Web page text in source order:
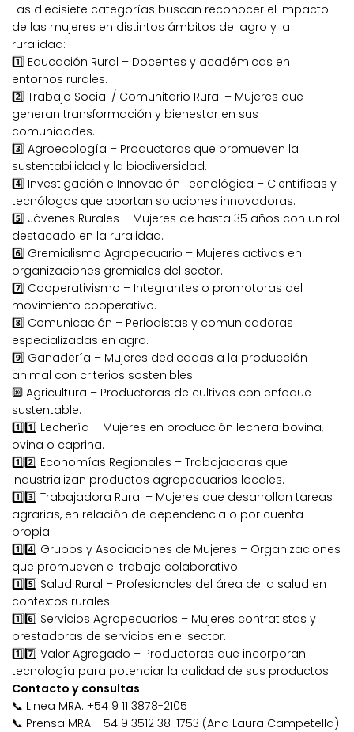
Las diecisiete categorías buscan reconocer el impacto
de las mujeres en distintos ámbitos del agro y la
ruralidad:
1️⃣ Educación Rural – Docentes y académicas en
entornos rurales.
2️⃣ Trabajo Social / Comunitario Rural – Mujeres que
generan transformación y bienestar en sus
comunidades.
3️⃣ Agroecología – Productoras que promueven la
sustentabilidad y la biodiversidad.
4️⃣ Investigación e Innovación Tecnológica – Científicas y
tecnólogas que aportan soluciones innovadoras.
5️⃣ Jóvenes Rurales – Mujeres de hasta 35 años con un rol
destacado en la ruralidad.
6️⃣ Gremialismo Agropecuario – Mujeres activas en
organizaciones gremiales del sector.
7️⃣ Cooperativismo – Integrantes o promotoras del
movimiento cooperativo.
8️⃣ Comunicación – Periodistas y comunicadoras
especializadas en agro.
9️⃣ Ganadería – Mujeres dedicadas a la producción
animal con criterios sostenibles.
🔟 Agricultura – Productoras de cultivos con enfoque
sustentable.
1️⃣1️⃣ Lechería – Mujeres en producción lechera bovina,
ovina o caprina.
1️⃣2️⃣ Economías Regionales – Trabajadoras que
industrializan productos agropecuarios locales.
1️⃣3️⃣ Trabajadora Rural – Mujeres que desarrollan tareas
agrarias, en relación de dependencia o por cuenta
propia.
1️⃣4️⃣ Grupos y Asociaciones de Mujeres – Organizaciones
que promueven el trabajo colaborativo.
1️⃣5️⃣ Salud Rural – Profesionales del área de la salud en
contextos rurales.
1️⃣6️⃣ Servicios Agropecuarios – Mujeres contratistas y
prestadoras de servicios en el sector.
1️⃣7️⃣ Valor Agregado – Productoras que incorporan
tecnología para potenciar la calidad de sus productos.
Contacto y consultas
📞 Linea MRA: +54 9 11 3878-2105
📞 Prensa MRA: +54 9 3512 38-1753 (Ana Laura Campetella)